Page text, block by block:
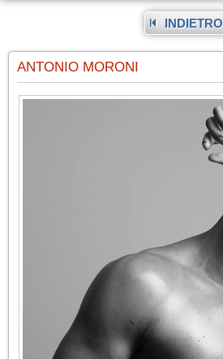
INDIETRO
ANTONIO MORONI